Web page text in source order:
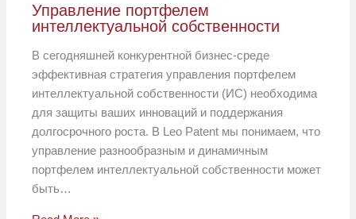
Управление портфелем
интеллектуальной собственности
В сегодняшней конкурентной бизнес-среде
эффективная стратегия управления портфелем
интеллектуальной собственности (ИС) необходима
для защиты ваших инноваций и поддержания
долгосрочного роста. В Leo Patent мы понимаем, что
управление разнообразным и динамичным
портфелем интеллектуальной собственности может
быть…